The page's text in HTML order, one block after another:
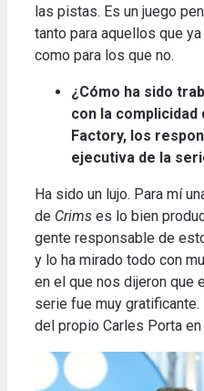
las pistas. Es un juego
tanto para aquellos que
como para los que no.
¿Cómo ha sido
con la complicidad
Factory, los
ejecutiva de la
Ha sido un lujo. Para mí
de Crims es lo bien
gente responsable de
y lo ha mirado todo con
en el que nos dijeron que
serie fue muy gratificante.
del propio Carles Porta